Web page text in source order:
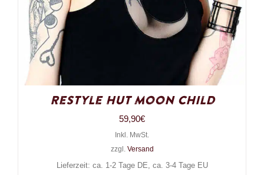
Restyle Hut Moon Child
59,90€
Inkl. MwSt.
zzgl. Versand
Lieferzeit: ca. 1-2 Tage DE, ca. 3-4 Tage EU